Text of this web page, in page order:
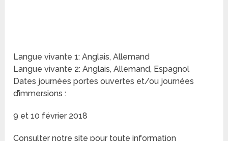
Langue vivante 1: Anglais, Allemand
Langue vivante 2: Anglais, Allemand, Espagnol
Dates journées portes ouvertes et/ou journées
d’immersions :
9 et 10 février 2018
Consulter notre site pour toute information